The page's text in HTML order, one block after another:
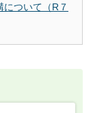
について（R７